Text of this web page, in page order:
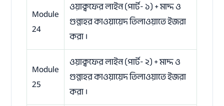
Module
24
ওয়াক্বফের লাইন (পার্ট- ১) + মাদ্দ ও
গুন্নাহর কাওয়ায়েদ তিলাওয়াতে ইজরা
করা ।
Module
25
ওয়াক্বফের লাইন (পার্ট- ২) + মাদ্দ ও
গুন্নাহর কাওয়ায়েদ তিলাওয়াতে ইজরা
করা ।